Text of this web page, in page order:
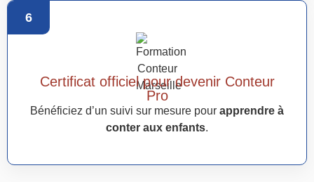
6
Certificat officiel pour devenir Conteur
Pro
Bénéficiez d’un suivi sur mesure pour apprendre à
conter aux enfants.